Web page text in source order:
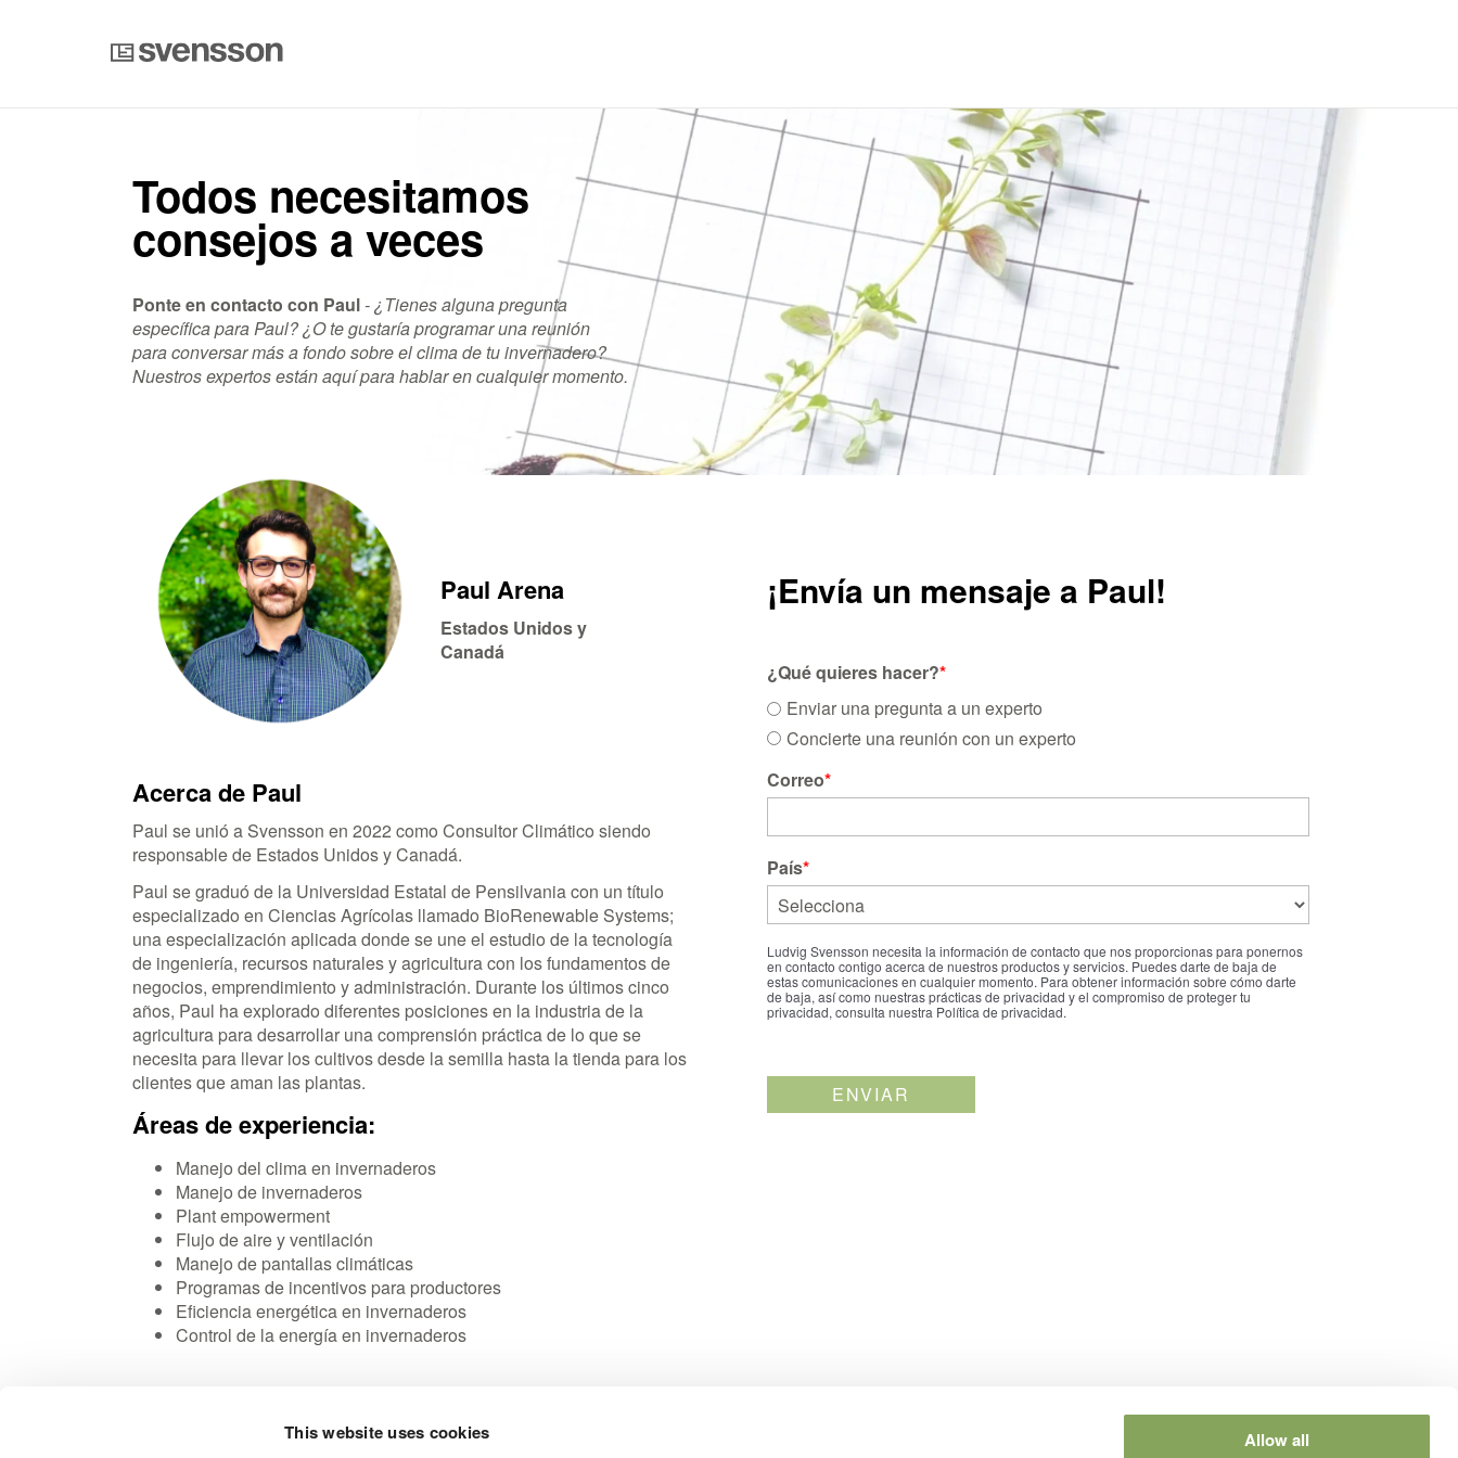
This website uses cookies Allow all
Todos necesitamos
consejos a veces
Ponte en contacto con Paul - ¿Tienes alguna pregunta
específica para Paul? ¿O te gustaría programar una reunión
para conversar más a fondo sobre el clima de tu invernadero?
Nuestros expertos están aquí para hablar en cualquier momento.
Paul Arena
Estados Unidos y
Canadá
Acerca de Paul
Paul se unió a Svensson en 2022 como Consultor Climático siendo
responsable de Estados Unidos y Canadá.
Paul se graduó de la Universidad Estatal de Pensilvania con un título
especializado en Ciencias Agrícolas llamado BioRenewable Systems;
una especialización aplicada donde se une el estudio de la tecnología
de ingeniería, recursos naturales y agricultura con los fundamentos de
negocios, emprendimiento y administración. Durante los últimos cinco
años, Paul ha explorado diferentes posiciones en la industria de la
agricultura para desarrollar una comprensión práctica de lo que se
necesita para llevar los cultivos desde la semilla hasta la tienda para los
clientes que aman las plantas.
Áreas de experiencia:
Manejo del clima en invernaderos
Manejo de invernaderos
Plant empowerment
Flujo de aire y ventilación
Manejo de pantallas climáticas
Programas de incentivos para productores
Eficiencia energética en invernaderos
Control de la energía en invernaderos
¡Envía un mensaje a Paul!
¿Qué quieres hacer?*
Enviar una pregunta a un experto
Concierte una reunión con un experto
Correo*
País*
Ludvig Svensson necesita la información de contacto que nos proporcionas para ponernos
en contacto contigo acerca de nuestros productos y servicios. Puedes darte de baja de
estas comunicaciones en cualquier momento. Para obtener información sobre cómo darte
de baja, así como nuestras prácticas de privacidad y el compromiso de proteger tu
privacidad, consulta nuestra Política de privacidad.